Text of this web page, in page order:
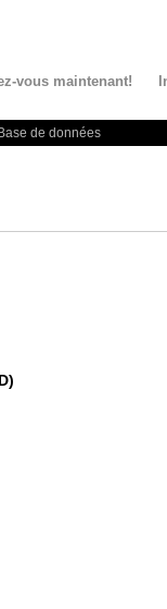
vous maintenant!
Base de données